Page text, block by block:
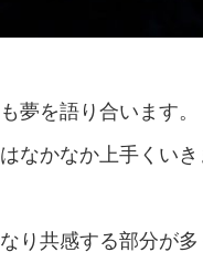
夢を語り合います。
なかなか上手くいき
り共感する部分が多